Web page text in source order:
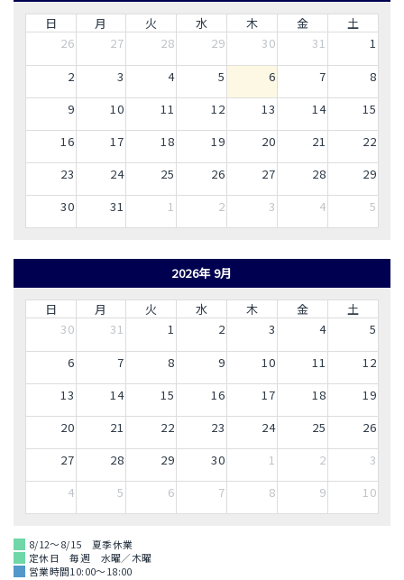
日 月 火 水 木 金
土
26
27 28 29 30 31
1
2
3 4 5 6 7
8
9
10 11 12 13 14
15
16
17 18 19 20 21
22
23
24 25 26 27 28
29
30
31 1 2 3 4 5
2026年 9月
日 月 火 水 木 金
土
30
31 1 2 3 4
5
6
7 8 9 10 11
12
13
14 15 16 17 18
19
20
21 22 23 24 25
26
27
28 29 30 1 2
3
4
5 6 7 8 9 10
8/12～8/15 夏季休業
定休日 毎週 水曜／木曜
営業時間10:00～18:00